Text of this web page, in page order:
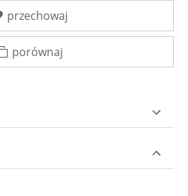
przechowaj
porównaj